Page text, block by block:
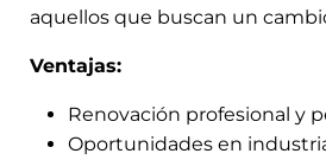
aquellos que buscan un
Ventajas:
Renovación profesional y
Oportunidades en